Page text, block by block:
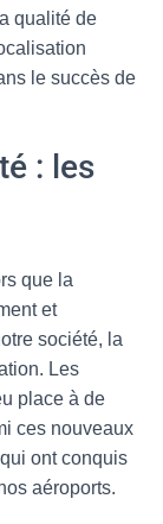
qualité de
le succès de
: les
que la
et
société, la
Les
place à de
ces nouveaux
ont conquis
aéroports.